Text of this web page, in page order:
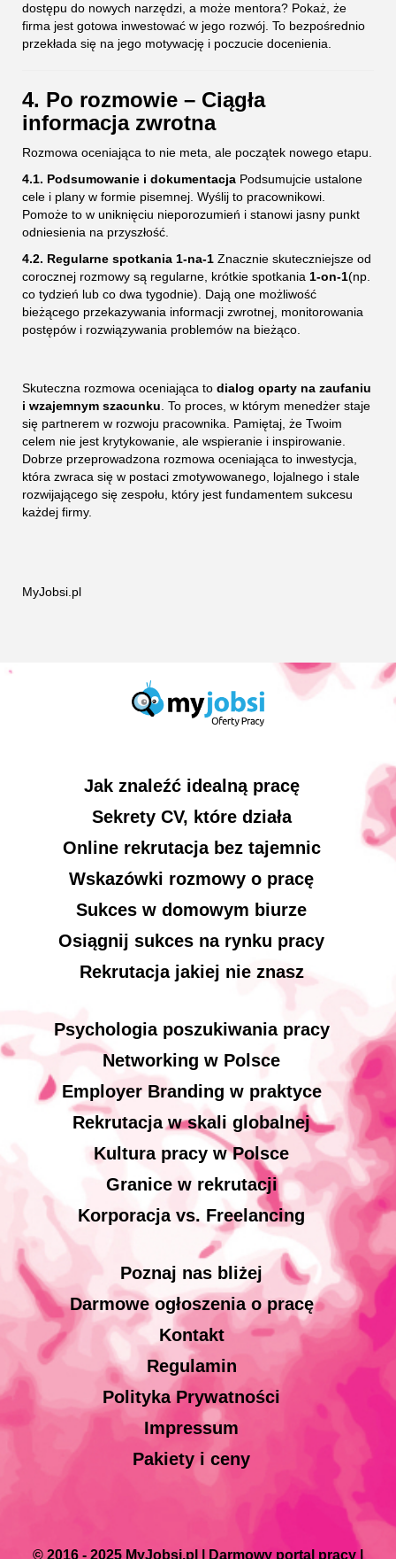
dostępu do nowych narzędzi, a może mentora? Pokaż, że
firma jest gotowa inwestować w jego rozwój. To bezpośrednio
przekłada się na jego motywację i poczucie docenienia.
4. Po rozmowie – Ciągła
informacja zwrotna
Rozmowa oceniająca to nie meta, ale początek nowego etapu.
4.1. Podsumowanie i dokumentacja Podsumujcie ustalone
cele i plany w formie pisemnej. Wyślij to pracownikowi.
Pomoże to w uniknięciu nieporozumień i stanowi jasny punkt
odniesienia na przyszłość.
4.2. Regularne spotkania 1-na-1 Znacznie skuteczniejsze od
corocznej rozmowy są regularne, krótkie spotkania 1-on-1(np.
co tydzień lub co dwa tygodnie). Dają one możliwość
bieżącego przekazywania informacji zwrotnej, monitorowania
postępów i rozwiązywania problemów na bieżąco.
Skuteczna rozmowa oceniająca to dialog oparty na zaufaniu
i wzajemnym szacunku . To proces, w którym menedżer staje
się partnerem w rozwoju pracownika. Pamiętaj, że Twoim
celem nie jest krytykowanie, ale wspieranie i inspirowanie.
Dobrze przeprowadzona rozmowa oceniająca to inwestycja,
która zwraca się w postaci zmotywowanego, lojalnego i stale
rozwijającego się zespołu, który jest fundamentem sukcesu
każdej firmy.
MyJobsi.pl
Jak znaleźć idealną pracę
Sekrety CV, które działa
Online rekrutacja bez tajemnic
Wskazówki rozmowy o pracę
Sukces w domowym biurze
Osiągnij sukces na rynku pracy
Rekrutacja jakiej nie znasz
Psychologia poszukiwania pracy
Networking w Polsce
Employer Branding w praktyce
Rekrutacja w skali globalnej
Kultura pracy w Polsce
Granice w rekrutacji
Korporacja vs. Freelancing
Poznaj nas bliżej
Darmowe ogłoszenia o pracę
Kontakt
Regulamin
Polityka Prywatności
Impressum
Pakiety i ceny
© 2016 - 2025 MyJobsi.pl | Darmowy portal pracy |